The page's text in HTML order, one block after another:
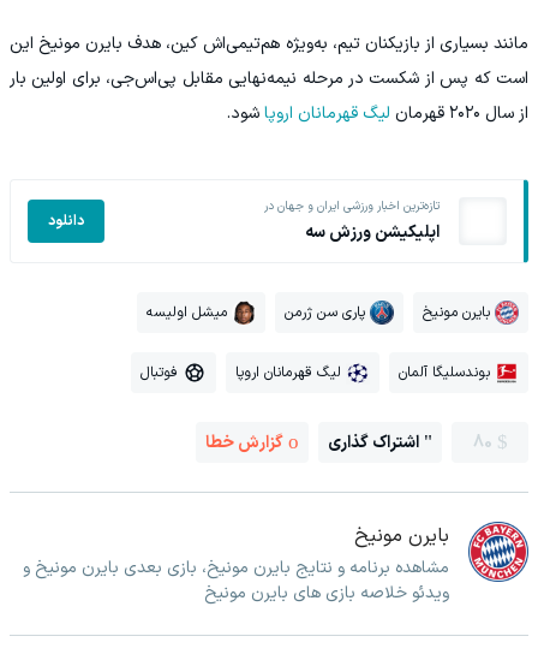
مانند بسیاری از بازیکنان تیم، به‌ویژه هم‌تیمی‌اش کین، هدف بایرن مونیخ این
است که پس از شکست در مرحله نیمه‌نهایی مقابل پی‌اس‌جی، برای اولین بار
از سال ۲۰۲۰ قهرمان
لیگ قهرمانان اروپاشود.
تازه‌ترین اخبار ورزشی ایران و جهان در
اپلیکیشن ورزش سه دانلود
بایرن مونیخ پاری سن ژرمن میشل اولیسه
بوندسلیگا آلمان لیگ قهرمانان اروپا فوتبال
80 اشتراک گذاری گزارش خطا
بایرن مونیخ
مشاهده برنامه و نتایج بایرن مونیخ، بازی بعدی بایرن مونیخ و
ویدئو خلاصه بازی های بایرن مونیخ